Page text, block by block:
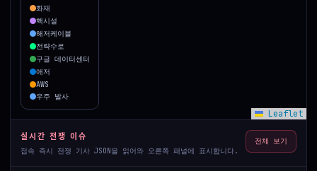
Leaflet
화재
핵시설
해저케이블
전략수로
구글 데이터센터
애저
AWS
우주 발사
실시간 전쟁 이슈
접속 즉시 전쟁 기사 JSON을 읽어와 오른쪽 패널에 표시합니다.
전체 보기